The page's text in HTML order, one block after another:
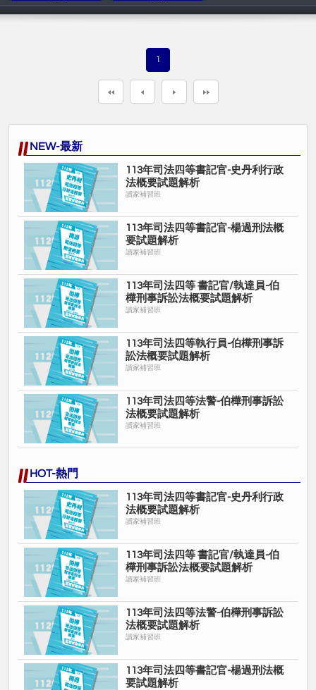
讀家補習班 讀家補習班
1
NEW-最新
113年司法四等書記官-史丹利行政
法概要試題解析
讀家補習班
113年司法四等書記官-楊過刑法概
要試題解析
讀家補習班
113年司法四等 書記官/執達員-伯
樺刑事訴訟法概要試題解析
讀家補習班
113年司法四等執行員-伯樺刑事訴
訟法概要試題解析
讀家補習班
113年司法四等法警-伯樺刑事訴訟
法概要試題解析
讀家補習班
HOT-熱門
113年司法四等書記官-史丹利行政
法概要試題解析
讀家補習班
113年司法四等 書記官/執達員-伯
樺刑事訴訟法概要試題解析
讀家補習班
113年司法四等法警-伯樺刑事訴訟
法概要試題解析
讀家補習班
113年司法四等書記官-楊過刑法概
要試題解析